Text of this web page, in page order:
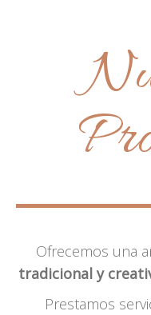
Ofrecemos una
tradicional y
Prestamos